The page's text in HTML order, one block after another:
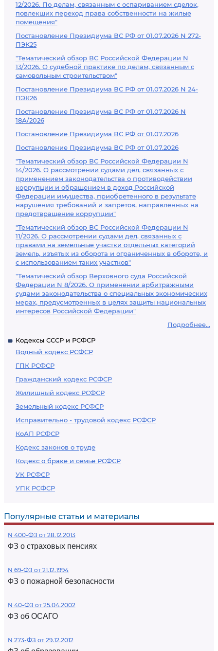
12/2026. По делам, связанным с оспариванием сделок,
повлекших переход права собственности на жилые
помещения"
Постановление Президиума ВС РФ от 01.07.2026 N 272-
ПЭК25
"Тематический обзор ВС Российской Федерации N
13/2026. О судебной практике по делам, связанным с
самовольным строительством"
Постановление Президиума ВС РФ от 01.07.2026 N 24-
ПЭК26
Постановление Президиума ВС РФ от 01.07.2026 N
18А/2026
Постановление Президиума ВС РФ от 01.07.2026
Постановление Президиума ВС РФ от 01.07.2026
"Тематический обзор ВС Российской Федерации N
14/2026. О рассмотрении судами дел, связанных с
применением законодательства о противодействии
коррупции и обращением в доход Российской
Федерации имущества, приобретенного в результате
нарушения требований и запретов, направленных на
предотвращение коррупции"
"Тематический обзор ВС Российской Федерации N
11/2026. О рассмотрении судами дел, связанных с
правами на земельные участки отдельных категорий
земель, изъятых из оборота и ограниченных в обороте, и
с использованием таких участков"
"Тематический обзор Верховного суда Российской
Федерации N 8/2026. О применении арбитражными
судами законодательства о специальных экономических
мерах, предусмотренных в целях защиты национальных
интересов Российской Федерации"
Подробнее...
Кодексы СССР и РСФСР
Водный кодекс РСФСР
ГПК РСФСР
Гражданский кодекс РСФСР
Жилищный кодекс РСФСР
Земельный кодекс РСФСР
Исправительно - трудовой кодекс РСФСР
КоАП РСФСР
Кодекс законов о труде
Кодекс о браке и семье РСФСР
УК РСФСР
УПК РСФСР
Популярные статьи и материалы
N 400-ФЗ от 28.12.2013
ФЗ о страховых пенсиях
N 69-ФЗ от 21.12.1994
ФЗ о пожарной безопасности
N 40-ФЗ от 25.04.2002
ФЗ об ОСАГО
N 273-ФЗ от 29.12.2012